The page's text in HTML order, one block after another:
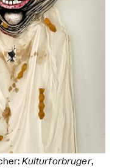
Kulturforbruger,